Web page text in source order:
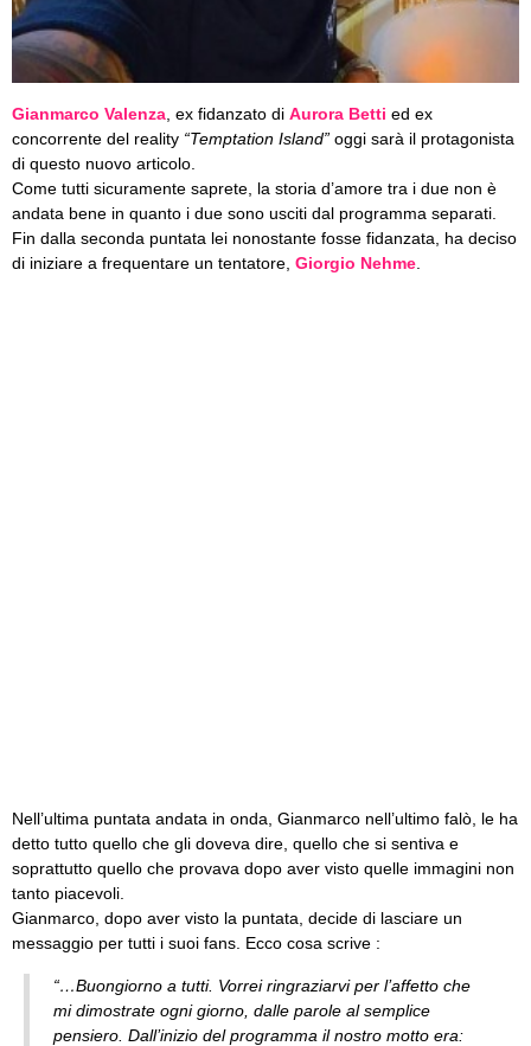
Gianmarco Valenza , ex fidanzato di Aurora Betti ed ex
concorrente del reality “Temptation Island” oggi sarà il protagonista
di questo nuovo articolo.
Come tutti sicuramente saprete, la storia d’amore tra i due non è
andata bene in quanto i due sono usciti dal programma separati.
Fin dalla seconda puntata lei nonostante fosse fidanzata, ha deciso
di iniziare a frequentare un tentatore, Giorgio Nehme
Nell’ultima puntata andata in onda, Gianmarco nell’ultimo falò, le ha
detto tutto quello che gli doveva dire, quello che si sentiva e
soprattutto quello che provava dopo aver visto quelle immagini non
tanto piacevoli.
Gianmarco, dopo aver visto la puntata, decide di lasciare un
messaggio per tutti i suoi fans. Ecco cosa scrive :
“…Buongiorno a tutti. Vorrei ringraziarvi per l’affetto che
mi dimostrate ogni giorno, dalle parole al semplice
pensiero. Dall’inizio del programma il nostro motto era: